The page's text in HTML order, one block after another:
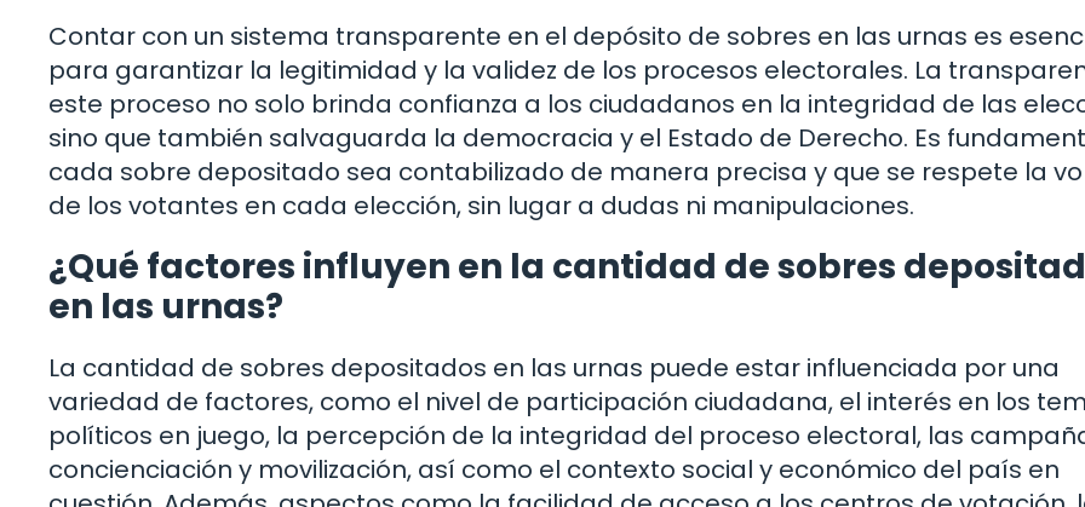
Contar con un sistema transparente en el depósito de sobres en las urnas es
para garantizar la legitimidad y la validez de los procesos electorales. La
este proceso no solo brinda confianza a los ciudadanos en la integridad de las
sino que también salvaguarda la democracia y el Estado de Derecho. Es
cada sobre depositado sea contabilizado de manera precisa y que se respete la
de los votantes en cada elección, sin lugar a dudas ni manipulaciones.
¿Qué factores influyen en la cantidad de sobres
en las urnas?
La cantidad de sobres depositados en las urnas puede estar influenciada por una
variedad de factores, como el nivel de participación ciudadana, el interés en los
políticos en juego, la percepción de la integridad del proceso electoral, las
concienciación y movilización, así como el contexto social y económico del país en